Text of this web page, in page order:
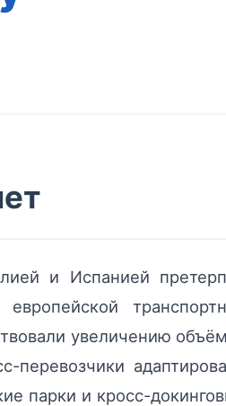
и Испанией
увеличению
перевозчики
парки и кросс-